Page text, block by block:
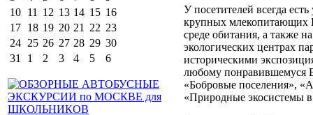
10 11 12 13 14 15 16
17 18 19 20 21 22 23
24 25 26 27 28 29 30
31
1 2 3 4 5 6
У посетителей всегда
крупных млекопитающих
среде обитания, а также
экологических центрах
историческими
любому понравившемуся
«Бобровые поселения»,
«Природные экосистемы